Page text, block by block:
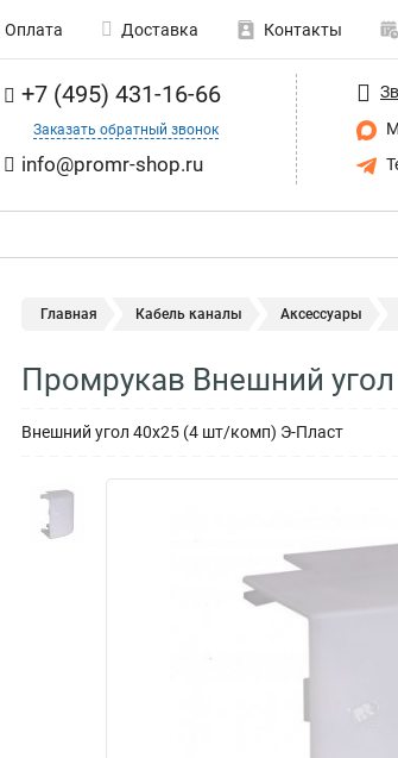
Оплата Доставка Контакты
+7 (495) 431-16-66
Заказать обратный звонок
info@promr-shop.ru
Главная Кабель каналы Аксессуары
Промрукав Внешний
Внешний угол 40х25 (4 шт/комп) Э-Пласт